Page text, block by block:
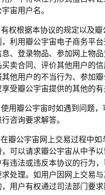
宙用户名。
根据本协议的规定以及瓣
利用瓣公宇宙电子商务平台
、登录物品、参加网上物
卖合同、评价其他用户的
他用户的不当行为、参加
受瓣公宇宙提供的其他的有
瓣公宇宙时如遇到问题，
咨询要求解答。
公宇宙网上交易过程中如
可以请求瓣公宇宙从中予
违法或违反本协议的行为
处理。如用户因网上交易
用户有权通过司法部门要